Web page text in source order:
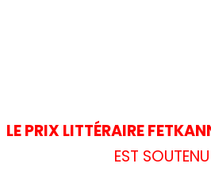
LE PRIX LITTÉRAIRE
EST